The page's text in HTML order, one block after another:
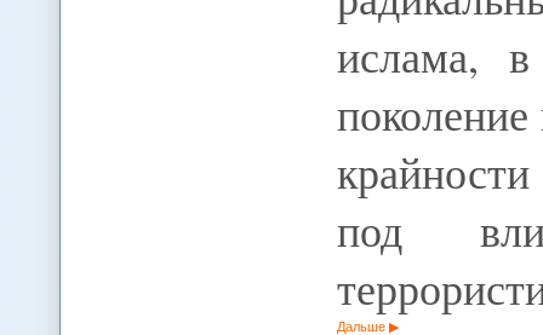
ислама,
под
Дальше